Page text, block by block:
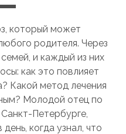
который может
родителя. Через
и каждый из них
как это повлияет
Какой метод лечения
Молодой отец по
Петербурге,
когда узнал, что